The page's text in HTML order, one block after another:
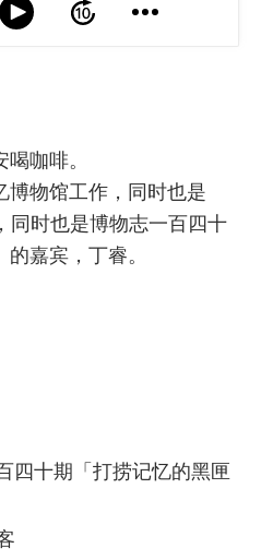
咖啡。
博物馆工作，同时也是
同时也是博物志一百四十
嘉宾，丁睿。
四十期「打捞记忆的黑匣